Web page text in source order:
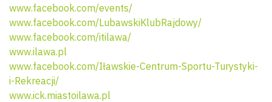
www.facebook.com/events/
www.facebook.com/LubawskiKlubRajdowy/
www.facebook.com/itilawa/
www.ilawa.pl
www.facebook.com/Iławskie-Centrum-Sportu-Turystyki-
i-Rekreacji/
www.ick.miastoilawa.pl